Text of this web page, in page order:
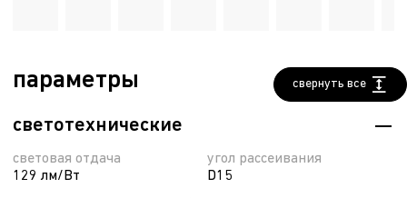
параметры свернуть все
светотехнические
световая отдача
129 лм/Вт
угол рассеивания
D15